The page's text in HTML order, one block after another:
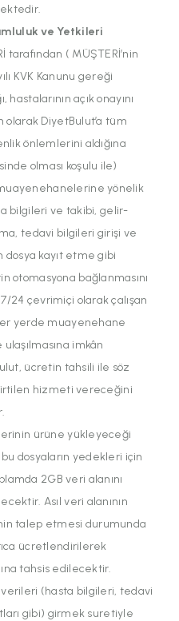
ve Yetkileri
tarafından ( MÜŞTERİ’nin
KVK Kanunu gereği
açık onayını
olarak DiyetBulut’a tüm
önlemlerini aldığına
olması koşulu ile)
yönelik
bilgileri ve takibi, gelir-
tedavi bilgileri girişi ve
dosya kayıt etme gibi
otomasyona bağlanmasını
24 çevrimiçi olarak çalışan
yerde muayenehane
imkân
ücretin tahsili ile söz
hizmeti vereceğini
ürüne yükleyeceği
dosyaların yedekleri için
2GB veri alanını
Asıl veri alanının
talep etmesi durumunda
ücretlendirilerek
tahsis edilecektir.
(hasta bilgileri, tedavi
gibi) girmek suretiyle